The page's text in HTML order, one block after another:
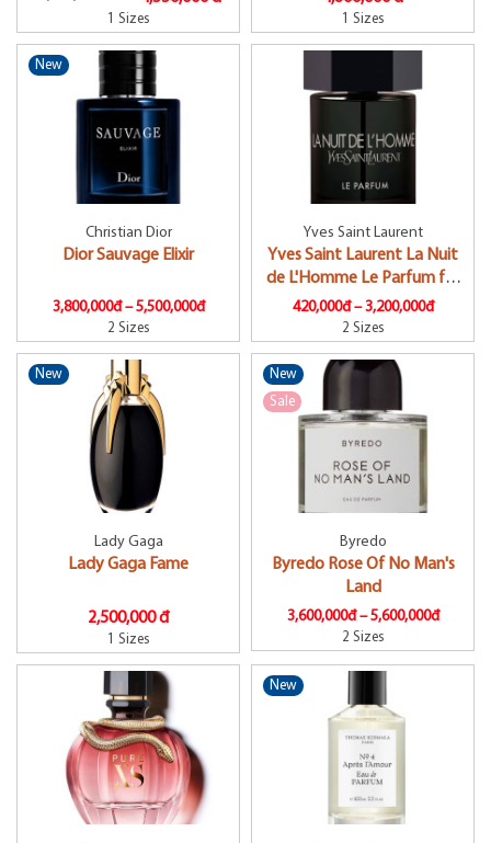
1 Sizes 1 Sizes
Christian Dior
Dior Sauvage Elixir
3,800,000đ –5,500,000đ
2 Sizes
New
Yves Saint Laurent
Yves Saint Laurent La Nuit
de L'Homme Le Parfum for
men (YSL)
420,000đ –3,200,000đ
2 Sizes
Lady Gaga
Lady Gaga Fame
2,500,000 đ
1 Sizes
New
Byredo
Byredo Rose Of No Man's
Land
3,600,000đ –5,600,000đ
2 Sizes
New
Sale
New